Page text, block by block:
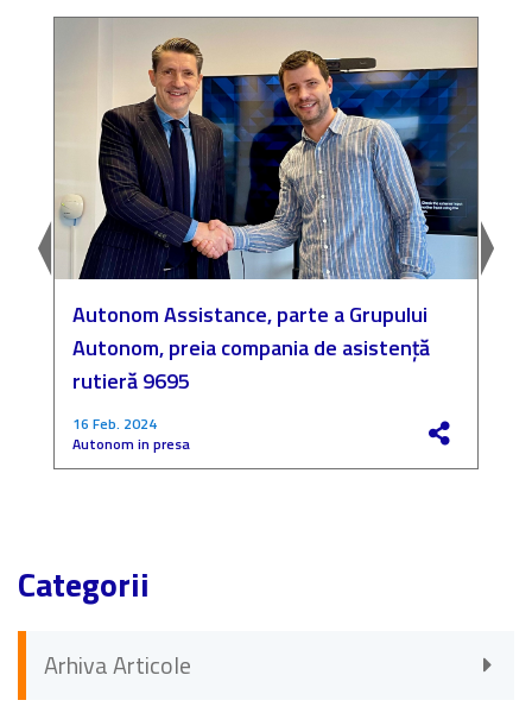
Autonom Assistance, parte a Grupului
Autonom, preia compania de asistență
rutieră 9695
16 Feb. 2024
Autonom in presa
Categorii
Arhiva Articole